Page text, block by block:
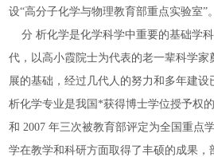
设“高分子化学与物理教育部重点实验室”。
分 析化学是化学科学中重要的基础学
代，以高小霞院士为代表的老一辈科学
展的基础，经过几代人的努力和多年建设
析化学专业是我国*获得博士学位授予权
和 2007 年三次被教育部评定为全国重点
学在教学和科研方面取得了丰硕的成果